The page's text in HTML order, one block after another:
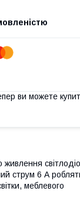
ви можете
струм 6 А
меблевого